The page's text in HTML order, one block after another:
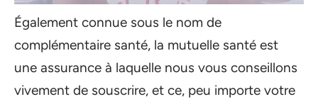
Également connue sous le nom de
complémentaire santé, la mutuelle santé est
une assurance à laquelle nous vous conseillons
vivement de souscrire, et ce, peu importe votre